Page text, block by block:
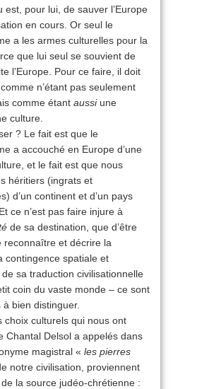
est, pour lui, de sauver l’Europe
en cours. Or seul le
a les armes culturelles pour la
que lui seul se souvient de
l’Europe. Pour ce faire, il doit
n’étant pas seulement
comme étant aussiune
culture.
? Le fait est que le
a accouché en Europe d’une
et le fait est que nous
héritiers (ingrats et
d’un continent et d’un pays
ce n’est pas faire injure à
de sa destination, que d’être
reconnaître et décrire la
contingence spatiale et
sa traduction civilisationnelle
coin du vaste monde – ce sont
bien distinguer.
choix culturels qui nous ont
Chantal Delsol a appelés dans
magistral « les pierres
notre civilisation, proviennent
la source judéo-chrétienne :